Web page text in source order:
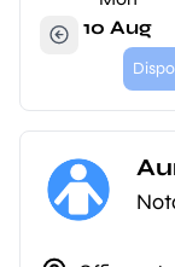
10 Aug